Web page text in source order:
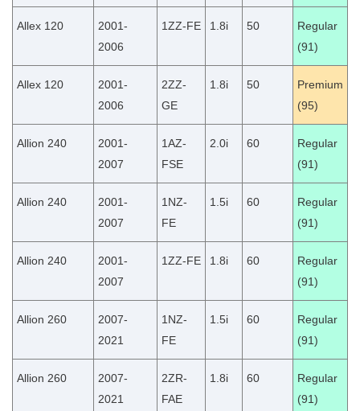
Allex 120
2001-
2006
1ZZ-FE 1.8i 50
Regular
(91)
Allex 120
2001-
2006
2ZZ-
GE
1.8i 50
Premium
(95)
Allion 240
2001-
2007
1AZ-
FSE
2.0i 60
Regular
(91)
Allion 240
2001-
2007
1NZ-
FE
1.5i 60
Regular
(91)
Allion 240
2001-
2007
1ZZ-FE 1.8i 60
Regular
(91)
Allion 260
2007-
2021
1NZ-
FE
1.5i 60
Regular
(91)
Allion 260
2007-
2021
2ZR-
FAE
1.8i 60
Regular
(91)